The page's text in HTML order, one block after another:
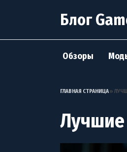
Блог
Обзоры
ГЛАВНАЯ СТРАНИЦА»